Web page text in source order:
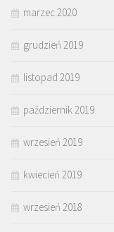
marzec 2020
grudzień 2019
listopad 2019
październik 2019
wrzesień 2019
kwiecień 2019
wrzesień 2018